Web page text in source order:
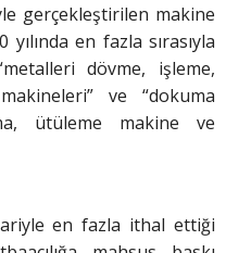
gerçekleştirilen makine
yılında en fazla sırasıyla
dövme, işleme,
ve “dokuma
ütüleme makine ve
en fazla ithal ettiği